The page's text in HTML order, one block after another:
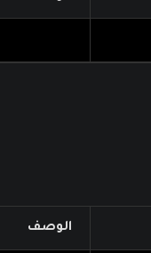
الوصف